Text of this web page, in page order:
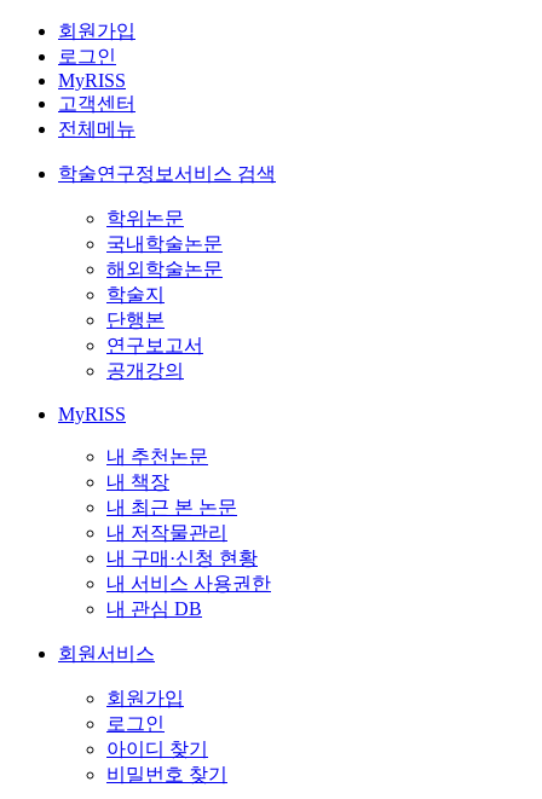
회원가입
로그인
MyRISS
고객센터
전체메뉴
학술연구정보서비스 검색
학위논문
국내학술논문
해외학술논문
학술지
단행본
연구보고서
공개강의
MyRISS
내 추천논문
내 책장
내 최근 본 논문
내 저작물관리
내 구매·신청 현황
내 서비스 사용권한
내 관심 DB
회원서비스
회원가입
로그인
아이디 찾기
비밀번호 찾기